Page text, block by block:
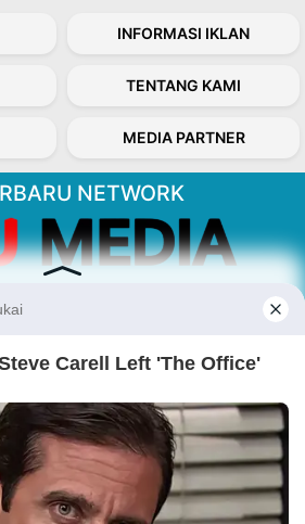
INFORMASI IKLAN
TENTANG KAMI
MEDIA PARTNER
NETWORK
Kabarbaru.co
menyajikan berita aktual dan
Follow Kabarbaru